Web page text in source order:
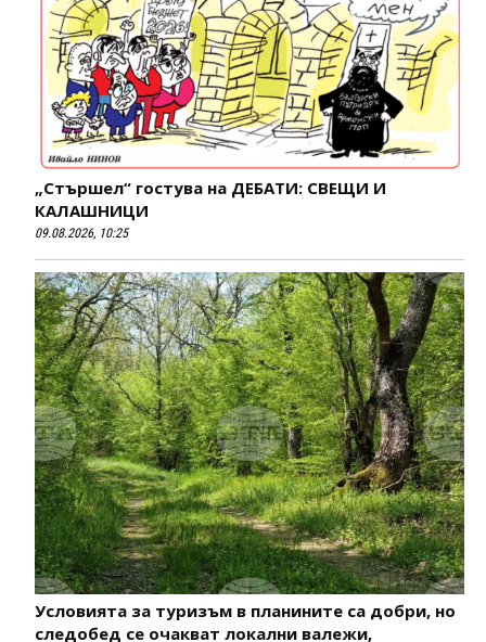
„Стършел“ гостува на ДЕБАТИ: СВЕЩИ И
КАЛАШНИЦИ
09.08.2026, 10:25
Условията за туризъм в планините са добри, но
следобед се очакват локални валежи,